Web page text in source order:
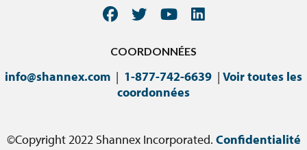
COORDONNÉES
info@shannex.com | 1-877-742-6639 | Voir toutes les
coordonnées
©Copyright 2022 Shannex Incorporated. Confidentialité